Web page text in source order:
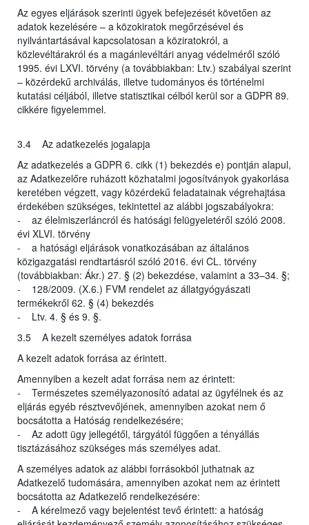
Az egyes eljárások szerinti ügyek befejezését követően az
adatok kezelésére – a közokiratok megőrzésével és
nyilvántartásával kapcsolatosan a köziratokról, a
közlevéltárakról és a magánlevéltári anyag védelméről szóló
1995. évi LXVI. törvény (a továbbiakban: Ltv.) szabályai szerint
– közérdekű archiválás, illetve tudományos és történelmi
kutatási céljából, illetve statisztikai célból kerül sor a GDPR 89.
cikkére figyelemmel.
3.4 Az adatkezelés jogalapja
Az adatkezelés a GDPR 6. cikk (1) bekezdés e) pontján alapul,
az Adatkezelőre ruházott közhatalmi jogosítványok gyakorlása
keretében végzett, vagy közérdekű feladatainak végrehajtása
érdekében szükséges, tekintettel az alábbi jogszabályokra:
- az élelmiszerláncról és hatósági felügyeletéről szóló 2008.
évi XLVI. törvény
- a hatósági eljárások vonatkozásában az általános
közigazgatási rendtartásról szóló 2016. évi CL. törvény
(továbbiakban: Ákr.) 27. § (2) bekezdése, valamint a 33–34. §;
- 128/2009. (X.6.) FVM rendelet az állatgyógyászati
termékekről 62. § (4) bekezdés
- Ltv. 4. § és 9. §.
3.5 A kezelt személyes adatok forrása
A kezelt adatok forrása az érintett.
Amennyiben a kezelt adat forrása nem az érintett:
- Természetes személyazonosító adatai az ügyfélnek és az
eljárás egyéb résztvevőjének, amennyiben azokat nem ő
bocsátotta a Hatóság rendelkezésére;
- Az adott ügy jellegétől, tárgyától függően a tényállás
tisztázásához szükséges más személyes adat.
A személyes adatok az alábbi forrásokból juthatnak az
Adatkezelő tudomására, amennyiben azokat nem az érintett
bocsátotta az Adatkezelő rendelkezésére:
- A kérelmező vagy bejelentést tevő érintett: a hatóság